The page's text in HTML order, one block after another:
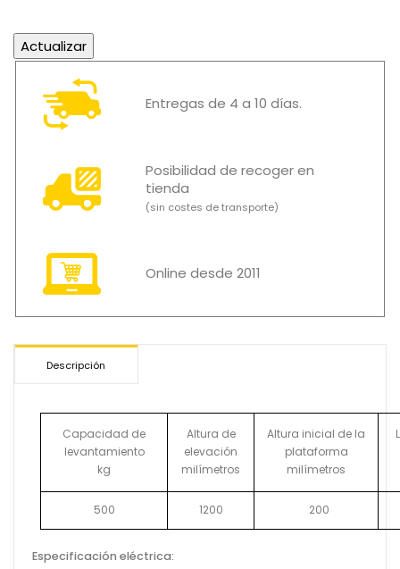
Entregas de 4 a 10 días.
Posibilidad de recoger en
tienda
(sin costes de transporte)
Online desde 2011
Descripción
Capacidad de
levantamiento
kg
Altura de
elevación
milímetros
Altura inicial de la
plataforma
milímetros
500 1200 200
Especificación eléctrica: